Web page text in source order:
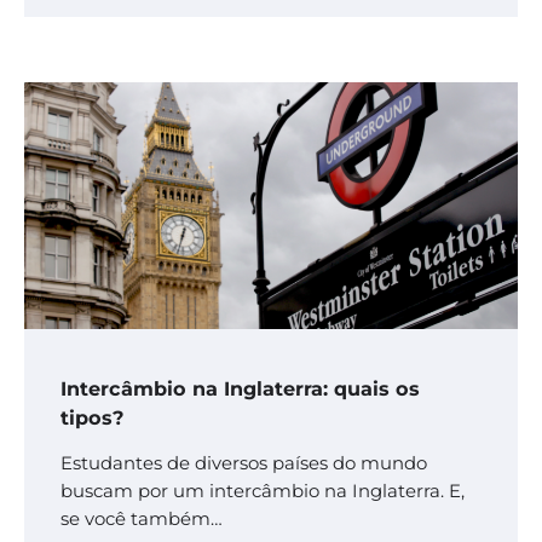
Intercâmbio na Inglaterra: quais os
tipos?
Estudantes de diversos países do mundo
buscam por um intercâmbio na Inglaterra. E,
se você também…